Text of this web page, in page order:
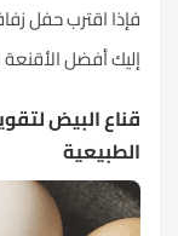
فإذا اقترب حفل
إليك أفضل الأقنعة
قناع البيض
الطبيعية